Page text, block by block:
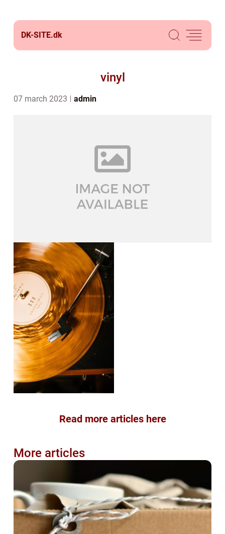
DK-SITE.dk
vinyl
07 march 2023 admin
Read more articles here
More articles